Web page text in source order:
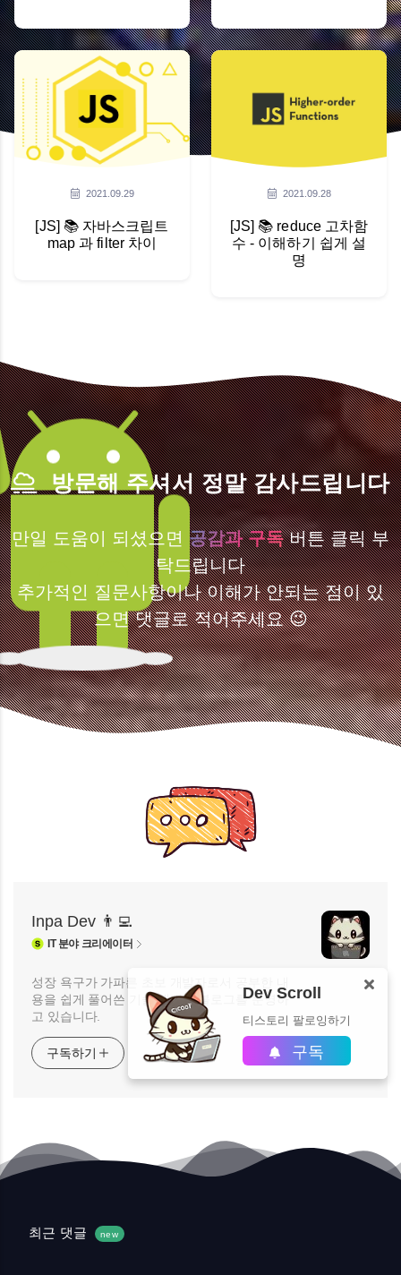
2021.09.29
[JS] 📚 자바스크립트
map 과 filter 차이
2021.09.28
[JS] 📚 reduce 고차함
수 - 이해하기 쉽게 설
명
방문해 주셔서 정말 감사드립니다
만일 도움이 되셨으면 공감과 구독버튼 클릭 부
탁드립니다
추가적인 질문사항이나 이해가 안되는 점이 있
으면 댓글로 적어주세요 😉
Inpa Dev 👨‍💻
IT분야 크리에이터
성장 욕구가 가파른 초보 개발자로서 공부한 내
용을 쉽게 풀어쓴 기술 개발자 블로그를 운영하
고 있습니다.
구독하기
Dev Scroll
티스토리 팔로잉하기
구독
최근 댓글 new